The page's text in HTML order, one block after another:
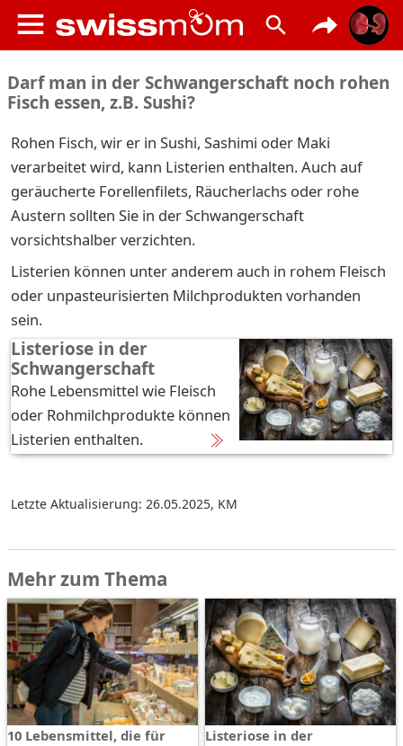
Darf man in der Schwangerschaft noch rohen
Fisch essen, z.B. Sushi?
Rohen Fisch, wir er in Sushi, Sashimi oder Maki
verarbeitet wird, kann Listerien enthalten. Auch auf
geräucherte Forellenfilets, Räucherlachs oder rohe
Austern sollten Sie in der Schwangerschaft
vorsichtshalber verzichten.
Listerien können unter anderem auch in rohem Fleisch
oder unpasteurisierten Milchprodukten vorhanden
sein.
Listeriose in der
Schwangerschaft
Rohe Lebensmittel wie Fleisch
oder Rohmilchprodukte können
Listerien enthalten.
Letzte Aktualisierung: 26.05.2025, KM
Mehr zum Thema
10 Lebensmittel, die für
Listeriose in der